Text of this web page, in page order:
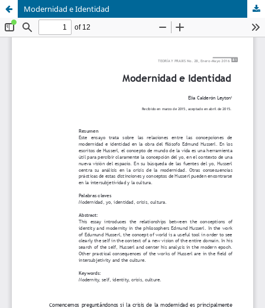
Modernidad e Identidad